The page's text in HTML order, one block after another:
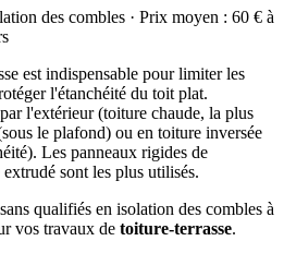
des combles · Prix moyen : 60 € à
est indispensable pour limiter les
l'étanchéité du toit plat.
l'extérieur (toiture chaude, la plus
le plafond) ou en toiture inversée
Les panneaux rigides de
sont les plus utilisés.
qualifiés en isolation des combles à
vos travaux de toiture-terrasse.